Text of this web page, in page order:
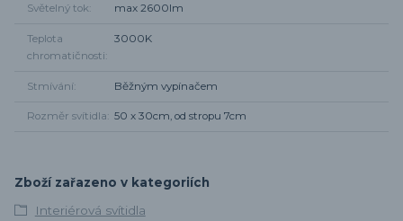
Světelný tok max 2600lm
Teplota
chromatičnosti
3000K
Stmívání Běžným vypínačem
Rozměr svítidla 50 x 30cm, od stropu 7cm
Zboží zařazeno v kategoriích
Interiérová svítidla